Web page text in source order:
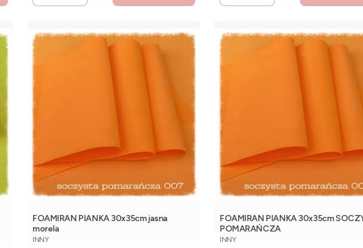
FOAMIRAN PIANKA 30x35cm jasna
morela
PRODUCENT
INNY
FOAMIRAN PIANKA 30x35cm
POMARAŃCZA
PRODUCENT
INNY